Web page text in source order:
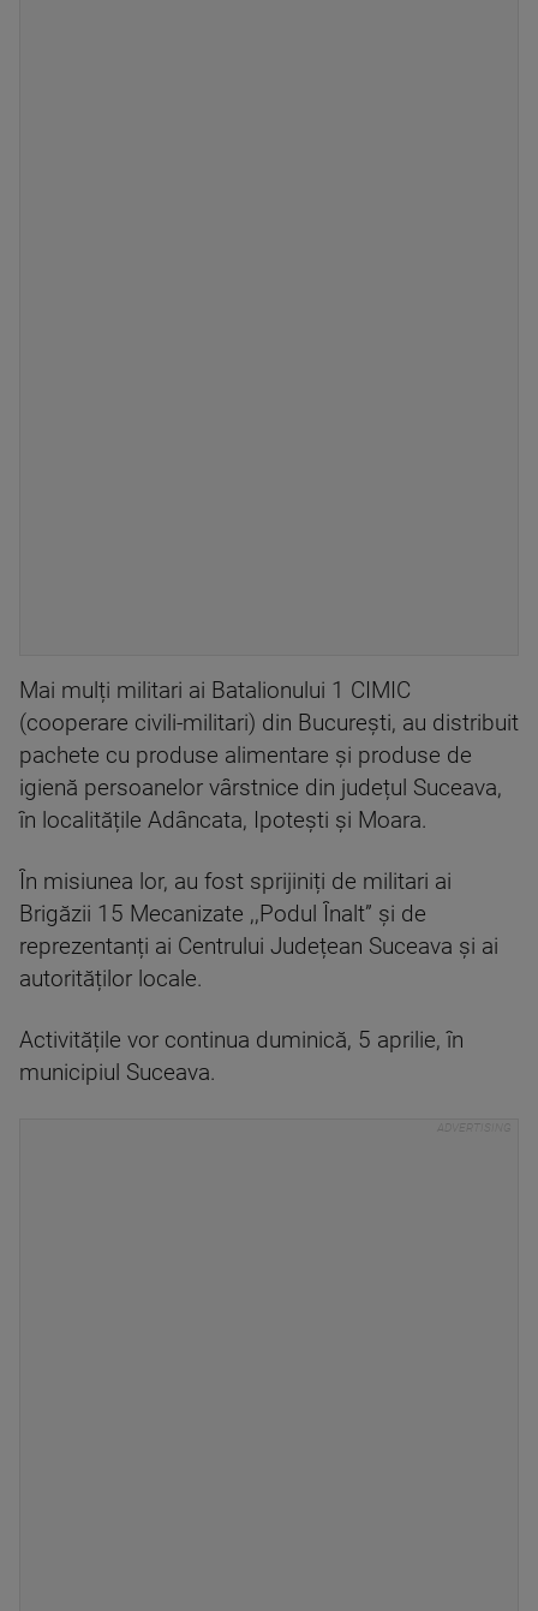
Mai mulți militari ai Batalionului 1 CIMIC
(cooperare civili-militari) din București, au distribuit
pachete cu produse alimentare și produse de
igienă persoanelor vârstnice din județul Suceava,
în localitățile Adâncata, Ipotești și Moara.
În misiunea lor, au fost sprijiniți de militari ai
Brigăzii 15 Mecanizate ,,Podul Înalt” și de
reprezentanți ai Centrului Județean Suceava și ai
autorităților locale.
Activitățile vor continua duminică, 5 aprilie, în
municipiul Suceava.